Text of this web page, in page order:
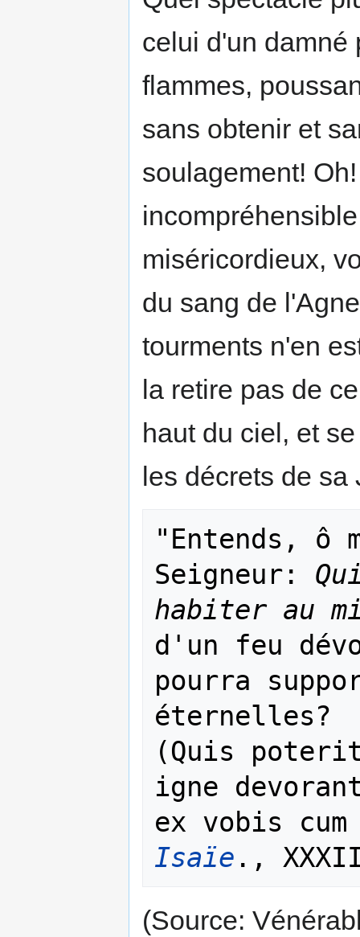
celui d'un damné
flammes,
sans obtenir et
soulagement!
miséricordieux,
du sang de
tourments n'en
la retire pas de
haut du ciel, et
les décrets de sa
"Entends, ô
Seigneur:
habiter au
d'un feu
pourra
éternelles?
(Quis
igne
Isaïe
(Source: